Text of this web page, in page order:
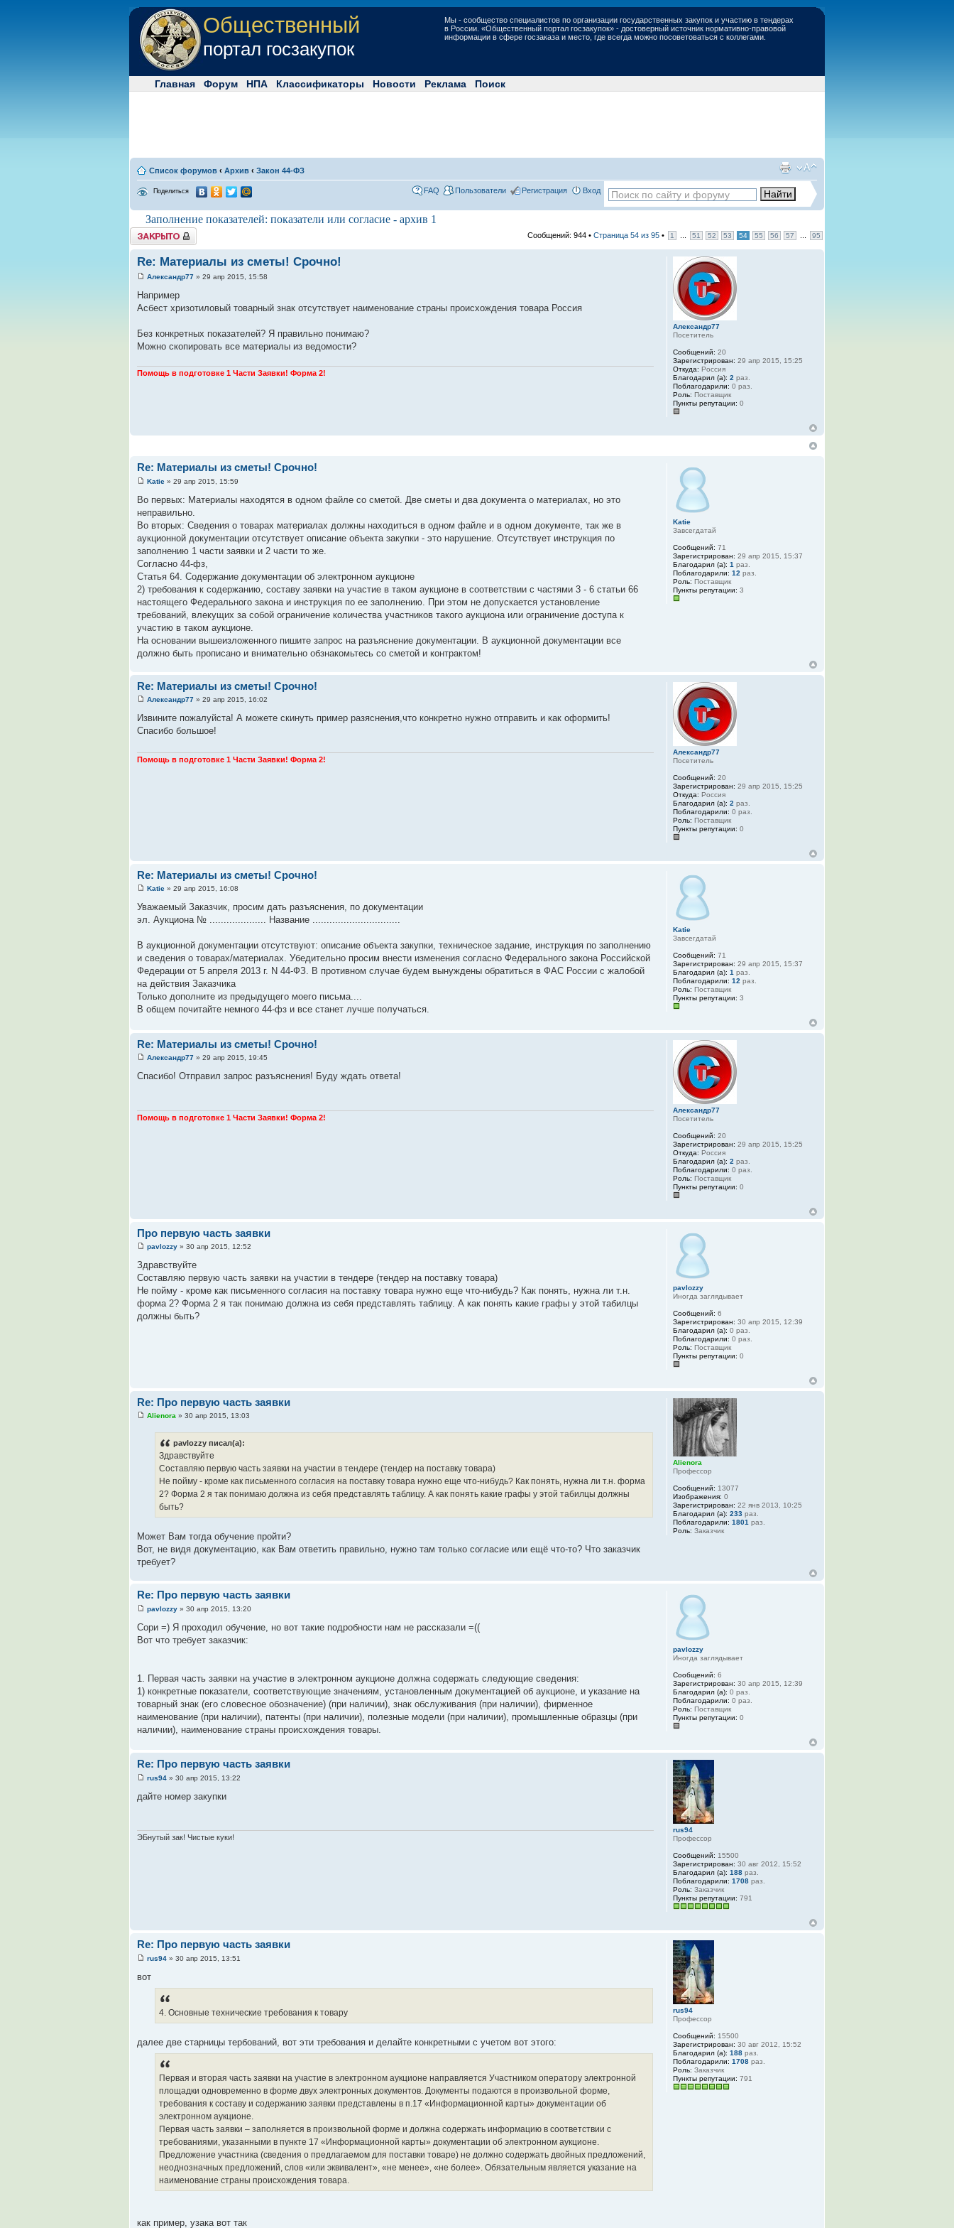
Мы - сообщество специалистов по организации государственных закупок и участию в тендерах
в России. «Общественный портал госзакупок» - достоверный источник нормативно-правовой
информации в сфере госзаказа и место, где всегда можно посоветоваться с коллегами.
Общественный
портал госзакупок
Главная Форум НПА Классификаторы Новости Реклама Поиск
Список форумов ‹ Архив ‹ Закон 44-ФЗ
Поделиться FAQ Пользователи Регистрация Вход
Заполнение показателей: показатели или согласие - архив 1
Tема закрыта Сообщений: 944 • Страница 54 из 95 • 1 51 52 53 54 55 56 57 95
Re: Материалы из сметы! Срочно!
Александр77 » 29 апр 2015, 15:58
Например
Асбест хризотиловый товарный знак отсутствует наименование страны происхождения товара Россия
Без конкретных показателей? Я правильно понимаю?
Можно скопировать все материалы из ведомости?
Помощь в подготовке 1 Части Заявки! Форма 2!
Александр77
Посетитель
Сообщений: 20
Зарегистрирован: 29 апр 2015, 15:25
Откуда: Россия
Благодарил (а): 2 раз.
Поблагодарили: 0 раз.
Роль: Поставщик
Пункты репутации: 0
Re: Материалы из сметы! Срочно!
Katie » 29 апр 2015, 15:59
Во первых: Материалы находятся в одном файле со сметой. Две сметы и два документа о материалах, но это
неправильно.
Во вторых: Сведения о товарах материалах должны находиться в одном файле и в одном документе, так же в
аукционной документации отсутствует описание объекта закупки - это нарушение. Отсутствует инструкция по
заполнению 1 части заявки и 2 части то же.
Согласно 44-фз,
Статья 64. Содержание документации об электронном аукционе
2) требования к содержанию, составу заявки на участие в таком аукционе в соответствии с частями 3 - 6 статьи 66
настоящего Федерального закона и инструкция по ее заполнению. При этом не допускается установление
требований, влекущих за собой ограничение количества участников такого аукциона или ограничение доступа к
участию в таком аукционе.
На основании вышеизложенного пишите запрос на разъяснение документации. В аукционной документации все
должно быть прописано и внимательно обзнакомьтесь со сметой и контрактом!
Katie
Завсегдатай
Сообщений: 71
Зарегистрирован: 29 апр 2015, 15:37
Благодарил (а): 1 раз.
Поблагодарили: 12 раз.
Роль: Поставщик
Пункты репутации: 3
Re: Материалы из сметы! Срочно!
Александр77 » 29 апр 2015, 16:02
Извините пожалуйста! А можете скинуть пример разяснения,что конкретно нужно отправить и как оформить!
Спасибо большое!
Помощь в подготовке 1 Части Заявки! Форма 2!
Александр77
Посетитель
Сообщений: 20
Зарегистрирован: 29 апр 2015, 15:25
Откуда: Россия
Благодарил (а): 2 раз.
Поблагодарили: 0 раз.
Роль: Поставщик
Пункты репутации: 0
Re: Материалы из сметы! Срочно!
Katie » 29 апр 2015, 16:08
Уважаемый Заказчик, просим дать разъяснения, по документации
эл. Аукциона № .................... Название ...............................
В аукционной документации отсутствуют: описание объекта закупки, техническое задание, инструкция по заполнению
и сведения о товарах/материалах. Убедительно просим внести изменения согласно Федерального закона Российской
Федерации от 5 апреля 2013 г. N 44-ФЗ. В противном случае будем вынуждены обратиться в ФАС России с жалобой
на действия Заказчика
Только дополните из предыдущего моего письма....
В общем почитайте немного 44-фз и все станет лучше получаться.
Katie
Завсегдатай
Сообщений: 71
Зарегистрирован: 29 апр 2015, 15:37
Благодарил (а): 1 раз.
Поблагодарили: 12 раз.
Роль: Поставщик
Пункты репутации: 3
Re: Материалы из сметы! Срочно!
Александр77 » 29 апр 2015, 19:45
Спасибо! Отправил запрос разъяснения! Буду ждать ответа!
Помощь в подготовке 1 Части Заявки! Форма 2!
Александр77
Посетитель
Сообщений: 20
Зарегистрирован: 29 апр 2015, 15:25
Откуда: Россия
Благодарил (а): 2 раз.
Поблагодарили: 0 раз.
Роль: Поставщик
Пункты репутации: 0
Про первую часть заявки
pavlozzy » 30 апр 2015, 12:52
Здравствуйте
Составляю первую часть заявки на участии в тендере (тендер на поставку товара)
Не пойму - кроме как письменного согласия на поставку товара нужно еще что-нибудь? Как понять, нужна ли т.н.
форма 2? Форма 2 я так понимаю должна из себя представлять таблицу. А как понять какие графы у этой табилцы
должны быть?
pavlozzy
Иногда заглядывает
Сообщений: 6
Зарегистрирован: 30 апр 2015, 12:39
Благодарил (а): 0 раз.
Поблагодарили: 0 раз.
Роль: Поставщик
Пункты репутации: 0
Re: Про первую часть заявки
Alienora » 30 апр 2015, 13:03
pavlozzy писал(а):
Здравствуйте
Составляю первую часть заявки на участии в тендере (тендер на поставку товара)
Не пойму - кроме как письменного согласия на поставку товара нужно еще что-нибудь? Как понять, нужна ли т.н. форма
2? Форма 2 я так понимаю должна из себя представлять таблицу. А как понять какие графы у этой табилцы должны
быть?
Может Вам тогда обучение пройти?
Вот, не видя документацию, как Вам ответить правильно, нужно там только согласие или ещё что-то? Что заказчик
требует?
Alienora
Профессор
Сообщений: 13077
Изображения: 0
Зарегистрирован: 22 янв 2013, 10:25
Благодарил (а): 233 раз.
Поблагодарили: 1801 раз.
Роль: Заказчик
Re: Про первую часть заявки
pavlozzy » 30 апр 2015, 13:20
Сори =) Я проходил обучение, но вот такие подробности нам не рассказали =((
Вот что требует заказчик:
1. Первая часть заявки на участие в электронном аукционе должна содержать следующие сведения:
1) конкретные показатели, соответствующие значениям, установленным документацией об аукционе, и указание на
товарный знак (его словесное обозначение) (при наличии), знак обслуживания (при наличии), фирменное
наименование (при наличии), патенты (при наличии), полезные модели (при наличии), промышленные образцы (при
наличии), наименование страны происхождения товары.
pavlozzy
Иногда заглядывает
Сообщений: 6
Зарегистрирован: 30 апр 2015, 12:39
Благодарил (а): 0 раз.
Поблагодарили: 0 раз.
Роль: Поставщик
Пункты репутации: 0
Re: Про первую часть заявки
rus94 » 30 апр 2015, 13:22
дайте номер закупки
ЭБнутый зак! Чистые куки!
rus94
Профессор
Сообщений: 15500
Зарегистрирован: 30 авг 2012, 15:52
Благодарил (а): 188 раз.
Поблагодарили: 1708 раз.
Роль: Заказчик
Пункты репутации: 791
Re: Про первую часть заявки
rus94 » 30 апр 2015, 13:51
вот
4. Основные технические требования к товару
далее две старницы тербований, вот эти требования и делайте конкретными с учетом вот этого:
Первая и вторая часть заявки на участие в электронном аукционе направляется Участником оператору электронной
площадки одновременно в форме двух электронных документов. Документы подаются в произвольной форме,
требования к составу и содержанию заявки представлены в п.17 «Информационной карты» документации об
электронном аукционе.
Первая часть заявки – заполняется в произвольной форме и должна содержать информацию в соответствии с
требованиями, указанными в пункте 17 «Информационной карты» документации об электронном аукционе.
Предложение участника (сведения о предлагаемом для поставки товаре) не должно содержать двойных предложений,
неоднозначных предложений, слов «или эквивалент», «не менее», «не более». Обязательным является указание на
наименование страны происхождения товара.
как пример, узака вот так
rus94
Профессор
Сообщений: 15500
Зарегистрирован: 30 авг 2012, 15:52
Благодарил (а): 188 раз.
Поблагодарили: 1708 раз.
Роль: Заказчик
Пункты репутации: 791